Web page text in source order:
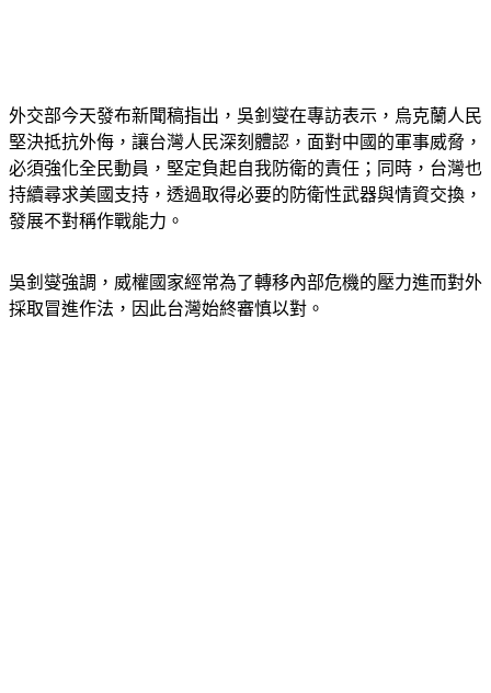
堅決抵抗外侮，讓台灣人民深刻體認，面對中國的軍事威脅，
必須強化全民動員，堅定負起自我防衛的責任；同時，台灣也
持續尋求美國支持，透過取得必要的防衛性武器與情資交換，
發展不對稱作戰能力。
採取冒進作法，因此台灣始終審慎以對。